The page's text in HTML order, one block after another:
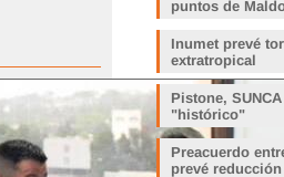
puntos de
Inumet prevé
extratropical
Pistone,
"histórico"
Preacuerdo
prevé